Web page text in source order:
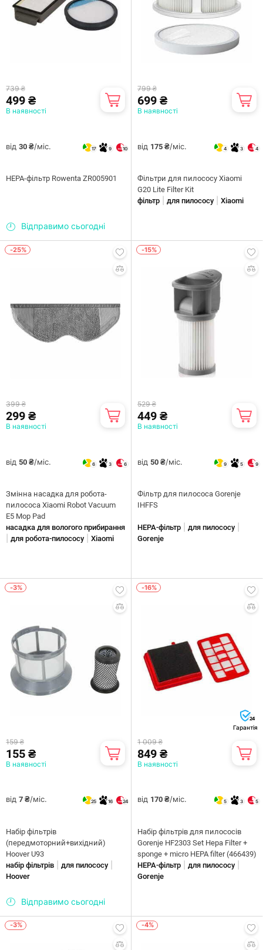
739 ₴
499 ₴
В наявності
від 30 ₴/міс. 17 9 10
HEPA-фільтр Rowenta ZR005901
Відправимо сьогодні
799 ₴
699 ₴
В наявності
від 175 ₴/міс. 4 3 4
Фільтри для пилососу Xiaomi
G20 Lite Filter Kit
фільтр
для пилососу Xiaomi
-25%
399 ₴
299 ₴
В наявності
від 50 ₴/міс. 6 3 6
Змiнна насадка для робота-
пилососа Xiaomi Robot Vacuum
E5 Mop Pad
насадка для вологого прибирання
для робота-пилососу Xiaomi
-15%
529 ₴
449 ₴
В наявності
від 50 ₴/міс. 9 5 9
Фільтр для пилососа Gorenje
IHFFS
HEPA-фільтр для пилососу
Gorenje
-3%
159 ₴
155 ₴
В наявності
від 7 ₴/міс. 25 16 24
Набір фільтрів
(передмоторний+вихідний)
Hoover U93
набір фільтрів
для пилососу
Hoover
Відправимо сьогодні
-16%
24
Гарантія
1 009 ₴
849 ₴
В наявності
від 170 ₴/міс. 5 3 5
Набір фільтрів для пилососів
Gorenje HF2303 Set Hepa Filter +
sponge + micro HEPA filter (466439)
HEPA-фільтр
для пилососу
Gorenje
-3% -4%